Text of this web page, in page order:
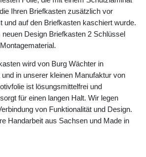
Ihren Briefkasten zusätzlich vor
und auf den Briefkasten kaschiert wurde.
neuen Design Briefkasten 2 Schlüssel
wird von Burg Wächter in
in unserer kleinen Manufaktur von
ist lösungsmittelfrei und
für einen langen Halt. Wir legen
von Funktionalität und Design.
Handarbeit aus Sachsen und Made in